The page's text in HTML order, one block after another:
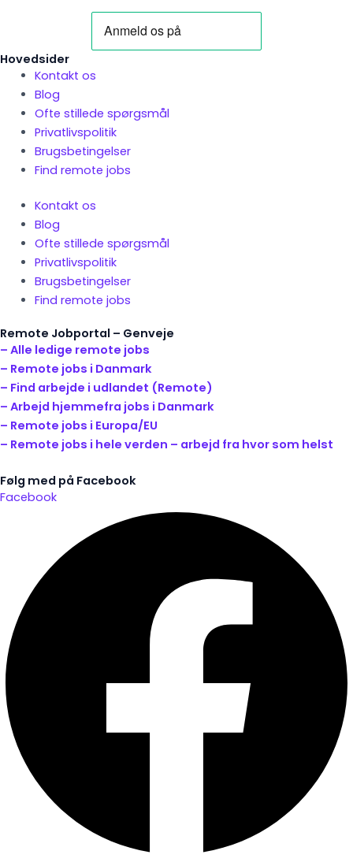
Hovedsider
Kontakt os
Blog
Ofte stillede spørgsmål
Privatlivspolitik
Brugsbetingelser
Find remote jobs
Kontakt os
Blog
Ofte stillede spørgsmål
Privatlivspolitik
Brugsbetingelser
Find remote jobs
Remote Jobportal – Genveje
– Alle ledige remote jobs
– Remote jobs i Danmark
– Find arbejde i udlandet (Remote)
– Arbejd hjemmefra jobs i Danmark
– Remote jobs i Europa/EU
– Remote jobs i hele verden – arbejd fra hvor som helst
Følg med på Facebook
Facebook